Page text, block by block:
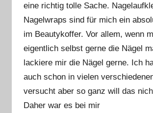
o
n
eine richtig tolle Sache.
Nagelwraps sind für mich ein
im Beautykoffer. Vor allem, wenn
eigentlich selbst gerne die Nägel
lackiere mir die Nägel gerne. Ich
auch schon in vielen
versucht aber so ganz will das
Daher war es bei mir